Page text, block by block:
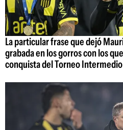
La particular frase que dejó
grabada en los gorros con los
conquista del Torneo Intermedio